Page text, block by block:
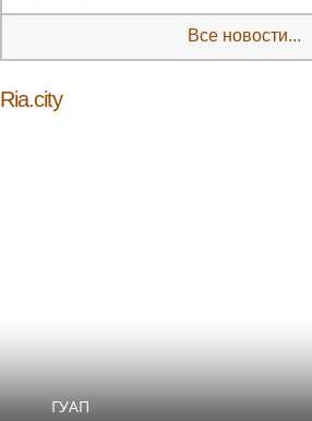
Все новости...
Ria.city
ГУАП